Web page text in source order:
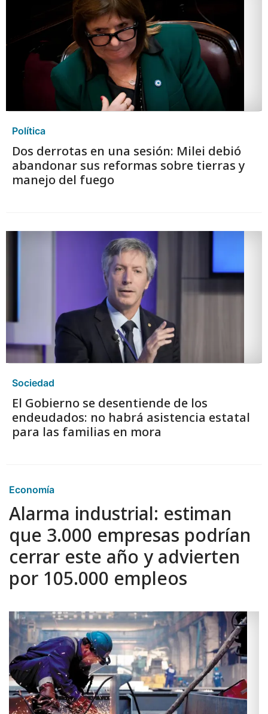
Política
Dos derrotas en una sesión: Milei debió
abandonar sus reformas sobre tierras y
manejo del fuego
Sociedad
El Gobierno se desentiende de los
endeudados: no habrá asistencia estatal
para las familias en mora
Economía
Alarma industrial: estiman
que 3.000 empresas podrían
cerrar este año y advierten
por 105.000 empleos